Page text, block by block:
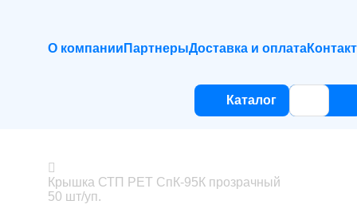
О компании ПартнерыДоставка и оплата
Каталог
Крышка СТП PET СпК-95К прозрачный
50 шт/уп.